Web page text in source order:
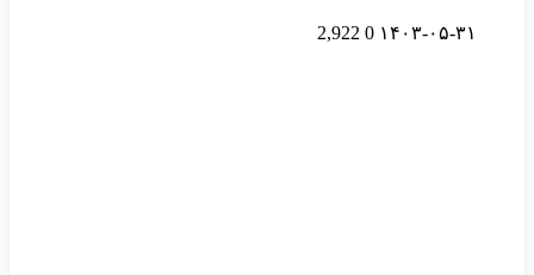
۱۴۰۳-۰۵-۳۱ 0
2,922